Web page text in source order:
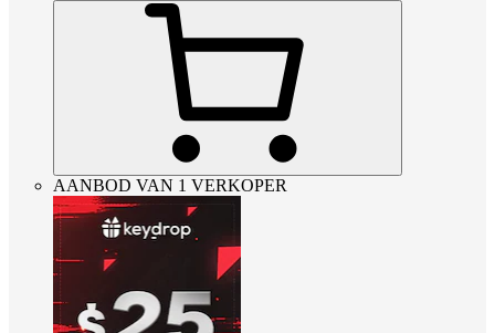
AANBOD VAN 1 VERKOPER